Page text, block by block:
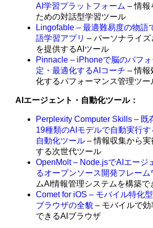
AI学習プラットフォーム – 情報
ための対話型学習ツール
Lingofable – 最適難易度の物語
語学習アプリ – パーソナライ
を提供するAIツール
Pinnacle – iPhoneで脳のパフ
定・最適化するAIコーチ – 情報
化するパフォーマンス管理ツー
AIエージェント・自動化ツール：
Perplexity Computer Skills – 既
19種類のAIモデルで自動実行
自動化ツール – 情報収集から
する次世代ツール
OpenMolt – Node.jsでAIエージ
るオープンソース開発フレーム
ムAI情報管理システムを構築で
Comet for iOS – モバイル特化
ブラウザの全貌 – モバイルで
できるAIブラウザ